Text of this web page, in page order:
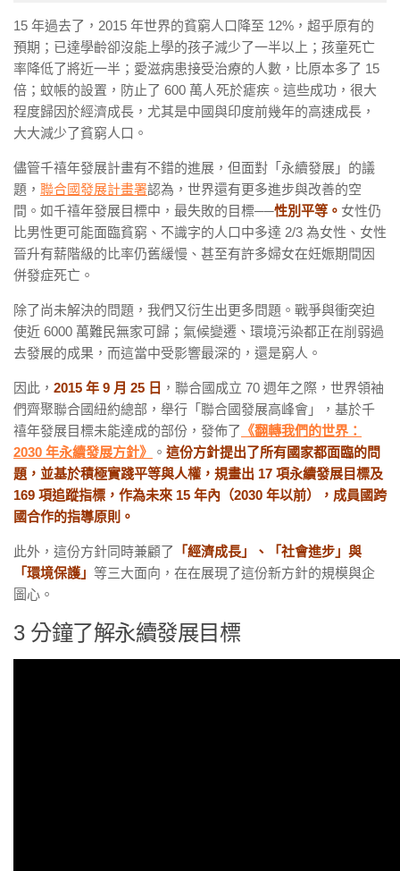
15 年過去了，2015 年世界的貧窮人口降至 12%，超乎原有的
預期；已達學齡卻沒能上學的孩子減少了一半以上；孩童死亡
率降低了將近一半；愛滋病患接受治療的人數，比原本多了 15
倍；蚊帳的設置，防止了 600 萬人死於瘧疾。這些成功，很大
程度歸因於經濟成長，尤其是中國與印度前幾年的高速成長，
大大減少了貧窮人口。
儘管千禧年發展計畫有不錯的進展，但面對「永續發展」的議
題， 聯合國發展計畫署認為，世界還有更多進步與改善的空
間。如千禧年發展目標中，最失敗的目標──性別平等。 女性仍
比男性更可能面臨貧窮、不識字的人口中多達 2/3 為女性、女性
晉升有薪階級的比率仍舊緩慢、甚至有許多婦女在妊娠期間因
併發症死亡。
除了尚未解決的問題，我們又衍生出更多問題。戰爭與衝突迫
使近 6000 萬難民無家可歸；氣候變遷、環境污染都正在削弱過
去發展的成果，而這當中受影響最深的，還是窮人。
因此， 2015 年 9 月 25 日 ，聯合國成立 70 週年之際，世界領袖
們齊聚聯合國紐約總部，舉行「聯合國發展高峰會」，基於千
禧年發展目標未能達成的部份，發佈了 《翻轉我們的世界：
2030 年永續發展方針》
。 這份方針提出了所有國家都面臨的問
題，並基於積極實踐平等與人權，規畫出 17 項永續發展目標及
169 項追蹤指標，作為未來 15 年內（2030 年以前），成員國跨
國合作的指導原則。
此外，這份方針同時兼顧了
「經濟成長」、「社會進步」與
「環境保護」 等三大面向，在在展現了這份新方針的規模與企
圖心。
3 分鐘了解永續發展目標